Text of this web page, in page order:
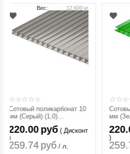
Сотовый поликарбонат 10
мм (Серый) (1,0)
220.00руб( Дисконт
259.74руб
12.600 кг
мм